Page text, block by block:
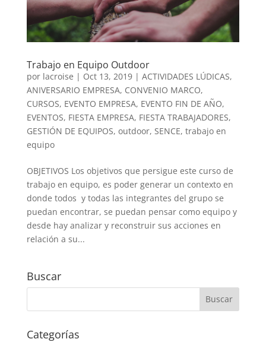
Trabajo en Equipo Outdoor
por lacroise | Oct 13, 2019| ACTIVIDADES LÚDICAS,
ANIVERSARIO EMPRESA, CONVENIO MARCO,
CURSOS, EVENTO EMPRESA, EVENTO FIN DE AÑO,
EVENTOS, FIESTA EMPRESA, FIESTA TRABAJADORES,
GESTIÓN DE EQUIPOS, outdoor, SENCE, trabajo en
equipo
OBJETIVOS Los objetivos que persigue este curso de
trabajo en equipo, es poder generar un contexto en
donde todos y todas las integrantes del grupo se
puedan encontrar, se puedan pensar como equipo y
desde hay analizar y reconstruir sus acciones en
relación a su...
Buscar
Categorías